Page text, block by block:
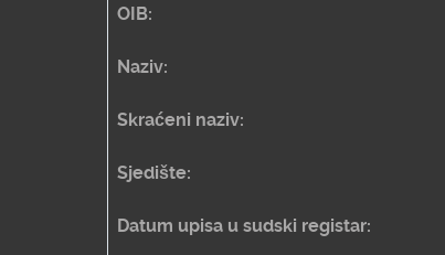
OIB:
Naziv:
Skraćeni naziv:
Sjedište:
Datum upisa u sudski registar: